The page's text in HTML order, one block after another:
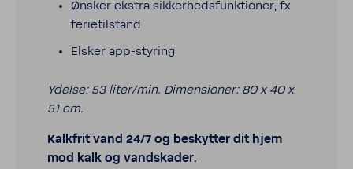
Ønsker ekstra sikker­heds­funk­tioner, fx
feri­e­til­stand
Elsker app-​styring
Ydelse: 53 liter/min. Dimen­sioner: 80 x 40 x
51 cm.
Kalk­frit vand 24/7 og beskytter dit hjem
mod kalk og vand­skader.